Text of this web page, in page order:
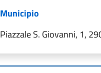
Municipio
Piazzale S. Giovanni, 1,